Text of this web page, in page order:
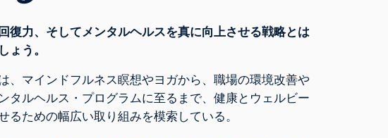
復力、そしてメンタルヘルスを真に向上させる戦略とは
ょう。
、マインドフルネス瞑想やヨガから、職場の環境改善や
タルヘルス・プログラムに至るまで、健康とウェルビー
るための幅広い取り組みを模索している。